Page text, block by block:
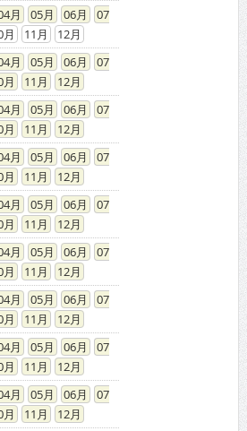
05 06
07
11
12
05 06
07
11
12
05 06
07
11
12
05 06
07
11
12
05 06
07
11
12
05 06
07
11
12
05 06
07
11
12
05 06
07
11
12
05 06
07
11
12